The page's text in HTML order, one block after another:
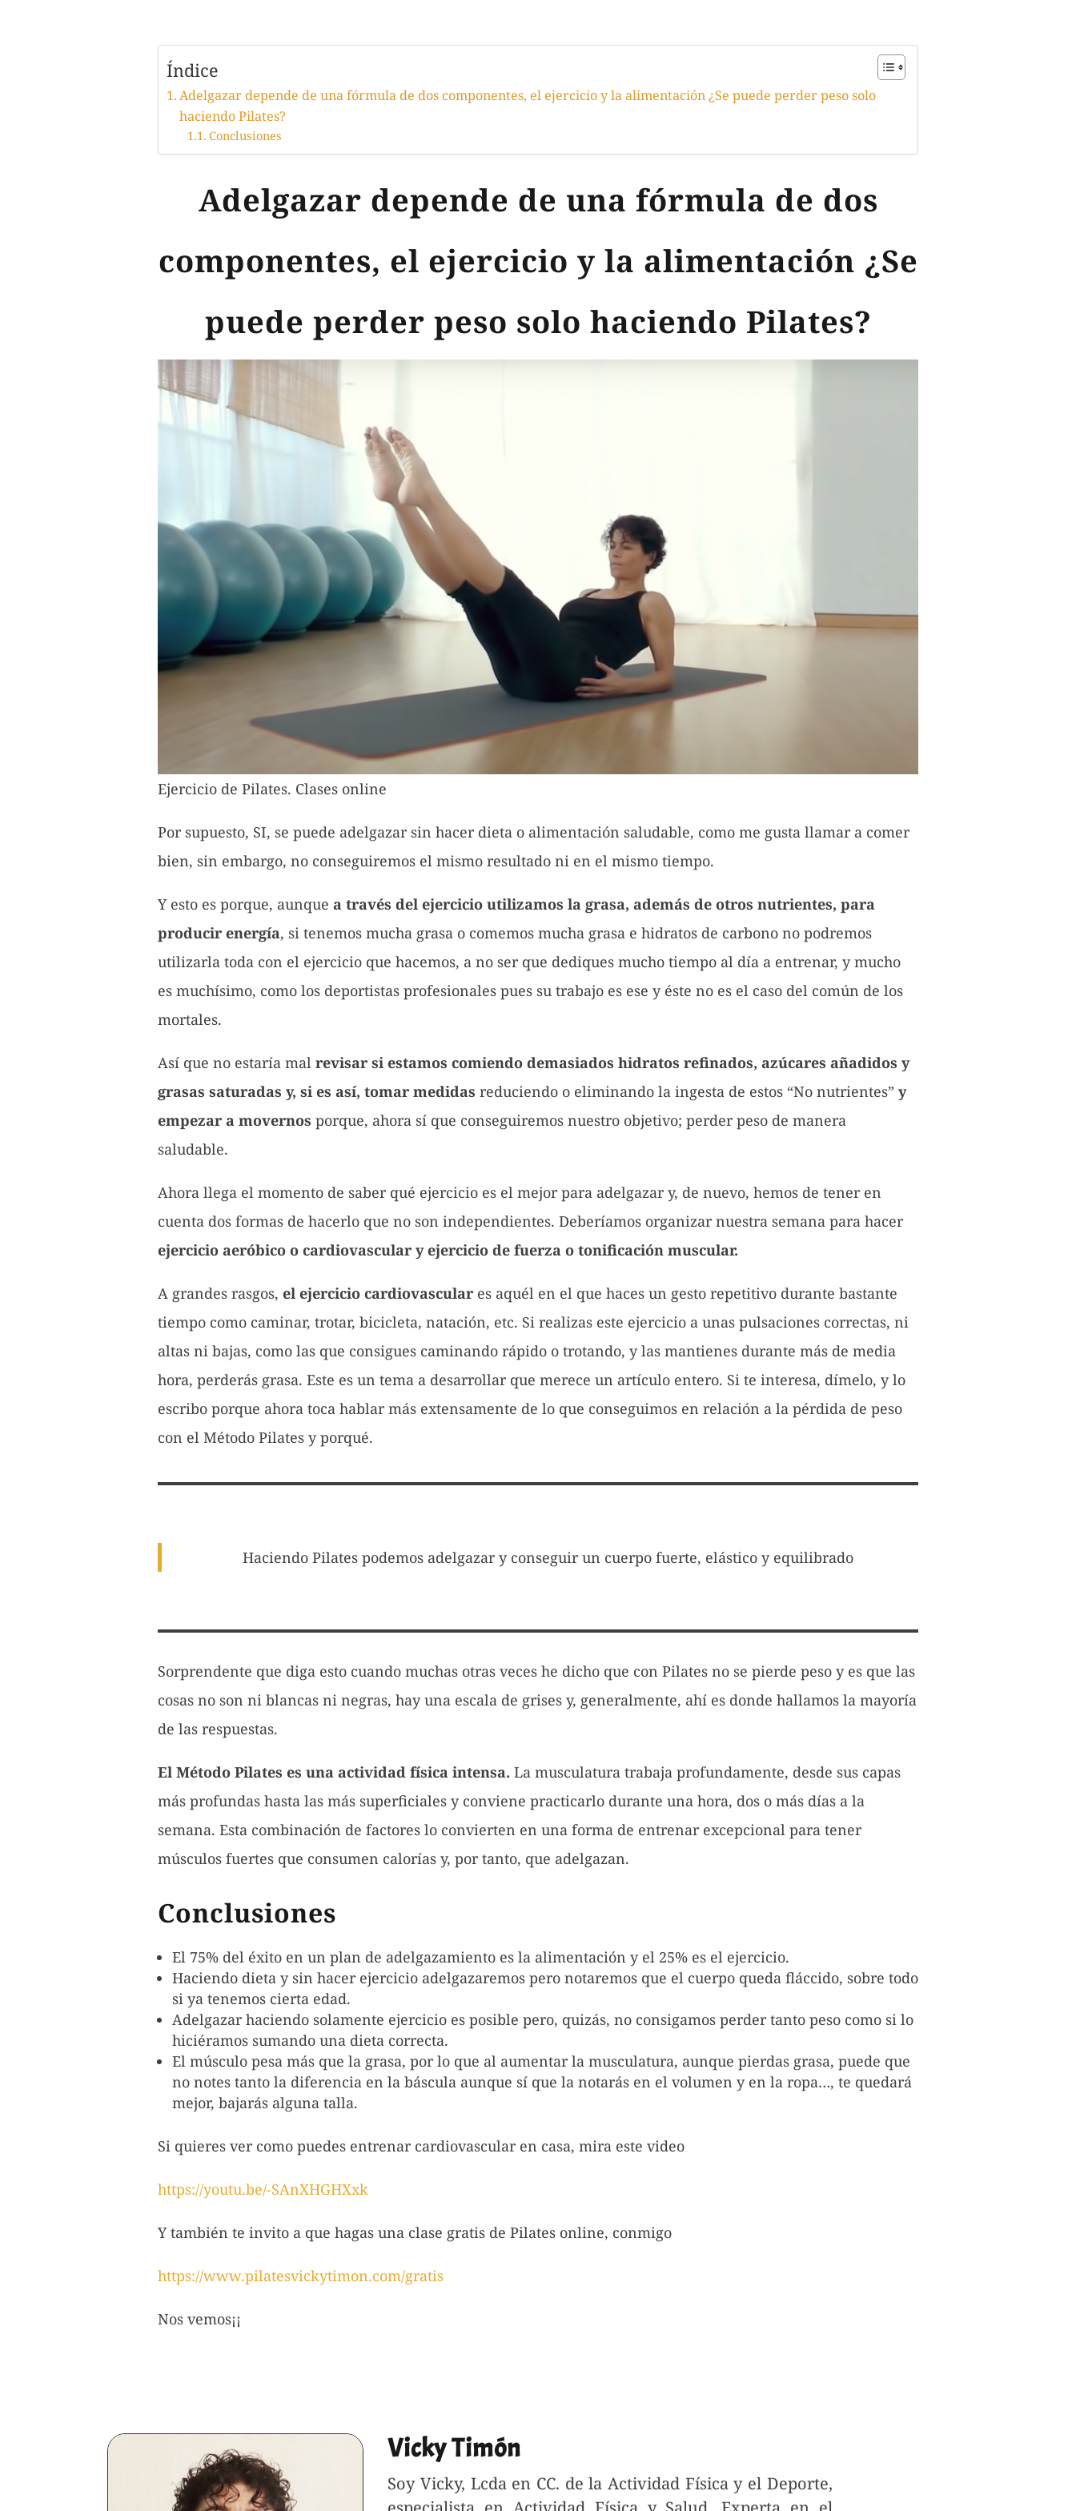
Índice
Adelgazar depende de una fórmula de dos componentes, el ejercicio y la alimentación ¿Se puede perder peso solo
haciendo Pilates?
Conclusiones
Adelgazar depende de una fórmula de dos
componentes, el ejercicio y la alimentación ¿Se
puede perder peso solo haciendo Pilates?
Ejercicio de Pilates. Clases online
Por supuesto, SI, se puede adelgazar sin hacer dieta o alimentación saludable, como me gusta llamar a comer
bien, sin embargo, no conseguiremos el mismo resultado ni en el mismo tiempo.
Y esto es porque, aunque a través del ejercicio utilizamos la grasa, además de otros nutrientes, para
producir energía, si tenemos mucha grasa o comemos mucha grasa e hidratos de carbono no podremos
utilizarla toda con el ejercicio que hacemos, a no ser que dediques mucho tiempo al día a entrenar, y mucho
es muchísimo, como los deportistas profesionales pues su trabajo es ese y éste no es el caso del común de los
mortales.
Así que no estaría mal revisar si estamos comiendo demasiados hidratos refinados, azúcares añadidos y
grasas saturadas y, si es así, tomar medidas reduciendo o eliminando la ingesta de estos “No nutrientes” y
empezar a movernos porque, ahora sí que conseguiremos nuestro objetivo; perder peso de manera
saludable.
Ahora llega el momento de saber qué ejercicio es el mejor para adelgazar y, de nuevo, hemos de tener en
cuenta dos formas de hacerlo que no son independientes. Deberíamos organizar nuestra semana para hacer
ejercicio aeróbico o cardiovascular y ejercicio de fuerza o tonificación muscular.
A grandes rasgos, el ejercicio cardiovascular es aquél en el que haces un gesto repetitivo durante bastante
tiempo como caminar, trotar, bicicleta, natación, etc. Si realizas este ejercicio a unas pulsaciones correctas, ni
altas ni bajas, como las que consigues caminando rápido o trotando, y las mantienes durante más de media
hora, perderás grasa. Este es un tema a desarrollar que merece un artículo entero. Si te interesa, dímelo, y lo
escribo porque ahora toca hablar más extensamente de lo que conseguimos en relación a la pérdida de peso
con el Método Pilates y porqué.
Haciendo Pilates podemos adelgazar y conseguir un cuerpo fuerte, elástico y equilibrado
Sorprendente que diga esto cuando muchas otras veces he dicho que con Pilates no se pierde peso y es que las
cosas no son ni blancas ni negras, hay una escala de grises y, generalmente, ahí es donde hallamos la mayoría
de las respuestas.
El Método Pilates es una actividad física intensa. La musculatura trabaja profundamente, desde sus capas
más profundas hasta las más superficiales y conviene practicarlo durante una hora, dos o más días a la
semana. Esta combinación de factores lo convierten en una forma de entrenar excepcional para tener
músculos fuertes que consumen calorías y, por tanto, que adelgazan.
Conclusiones
El 75% del éxito en un plan de adelgazamiento es la alimentación y el 25% es el ejercicio.
Haciendo dieta y sin hacer ejercicio adelgazaremos pero notaremos que el cuerpo queda fláccido, sobre todo
si ya tenemos cierta edad.
Adelgazar haciendo solamente ejercicio es posible pero, quizás, no consigamos perder tanto peso como si lo
hiciéramos sumando una dieta correcta.
El músculo pesa más que la grasa, por lo que al aumentar la musculatura, aunque pierdas grasa, puede que
no notes tanto la diferencia en la báscula aunque sí que la notarás en el volumen y en la ropa…, te quedará
mejor, bajarás alguna talla.
Si quieres ver como puedes entrenar cardiovascular en casa, mira este video
https://youtu.be/-SAnXHGHXxk
Y también te invito a que hagas una clase gratis de Pilates online, conmigo
https://www.pilatesvickytimon.com/gratis
Nos vemos¡¡
Vicky Timón
Soy Vicky, Lcda en CC. de la Actividad Física y el Deporte,